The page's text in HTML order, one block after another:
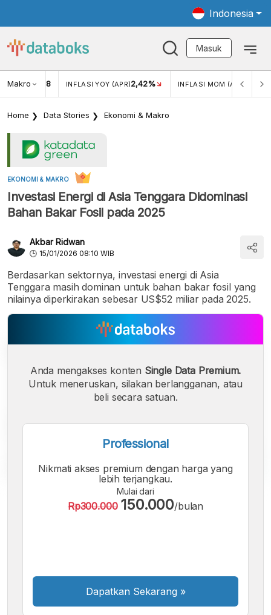
Indonesia
Masuk
Makro
USD/IDR 18 INFLASI YOY (APR)2,42% INFLASI MOM (APR) 0,13%
Home Data Stories Ekonomi & Makro
EKONOMI & MAKRO
Investasi Energi di Asia Tenggara Didominasi
Bahan Bakar Fosil pada 2025
Akbar Ridwan
15/01/2026 08:10 WIB
Berdasarkan sektornya, investasi energi di Asia
Tenggara masih dominan untuk bahan bakar fosil yang
nilainya diperkirakan sebesar US$52 miliar pada 2025.
Font
A
Font
A
Font
Anda mengakses konten Single Data Premium.
Untuk meneruskan, silakan berlangganan, atau
beli secara satuan.
Professional
Nikmati akses premium dengan harga yang
lebih terjangkau.
Mulai dari
Rp300.000 150.000/bulan
Dapatkan Sekarang »